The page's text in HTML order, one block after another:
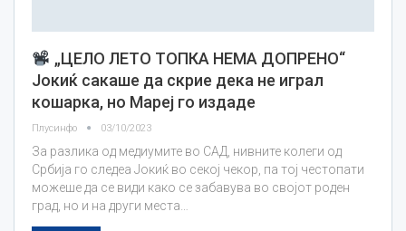
„ЦЕЛО ЛЕТО ТОПКА НЕМА ДОПРЕНО“
Јокиќ сакаше да скрие дека не играл
кошарка, но Мареј го издаде
Плусинфо 03/10/2023
За разлика од медиумите во САД, нивните колеги од
Србија го следеа Јокиќ во секој чекор, па тој честопати
можеше да се види како се забавува во својот роден
град, но и на други места…